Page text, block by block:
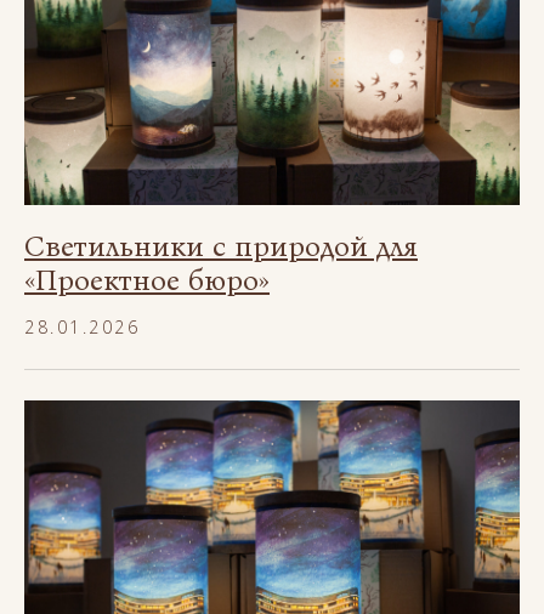
Светильники с природой для
«Проектное бюро»
28.01.2026